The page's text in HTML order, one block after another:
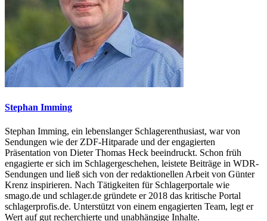
Stephan Imming
Stephan Imming, ein lebenslanger Schlagerenthusiast, war von
Sendungen wie der ZDF-Hitparade und der engagierten
Präsentation von Dieter Thomas Heck beeindruckt. Schon früh
engagierte er sich im Schlagergeschehen, leistete Beiträge in WDR-
Sendungen und ließ sich von der redaktionellen Arbeit von Günter
Krenz inspirieren. Nach Tätigkeiten für Schlagerportale wie
smago.de und schlager.de gründete er 2018 das kritische Portal
schlagerprofis.de. Unterstützt von einem engagierten Team, legt er
Wert auf gut recherchierte und unabhängige Inhalte.